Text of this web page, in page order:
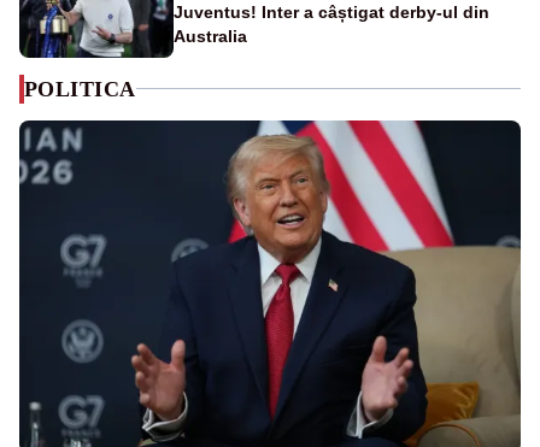
Juventus! Inter a câștigat derby-ul din
Australia
POLITICA